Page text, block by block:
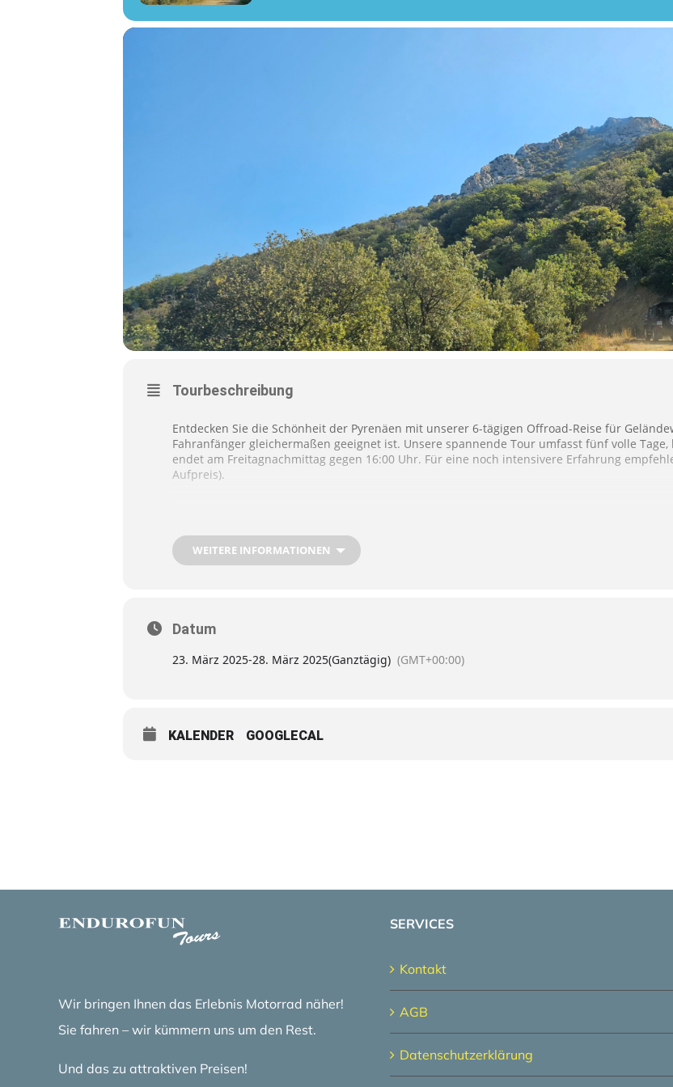
Tourbeschreibung
Entdecken Sie die Schönheit der Pyrenäen mit unserer 6-tägigen Offroad-Reise für
Fahranfänger gleichermaßen geeignet ist. Unsere spannende Tour umfasst fünf volle
endet am Freitagnachmittag gegen 16:00 Uhr. Für eine noch intensivere Erfahrung
Aufpreis).
Bergpfaden. Über unsere sorgfältig gewählten Offroad-Pisten gelangen Sie zu den
WEITERE INFORMATIONEN
Datum
23. März 2025-28. März 2025(Ganztägig) (GMT+00:00)
KALENDER GOOGLECAL
Wir bringen Ihnen das Erlebnis Motorrad näher!
Sie fahren – wir kümmern uns um den Rest.
Und das zu attraktiven Preisen!
SERVICES
Kontakt
AGB
Datenschutzerklärung